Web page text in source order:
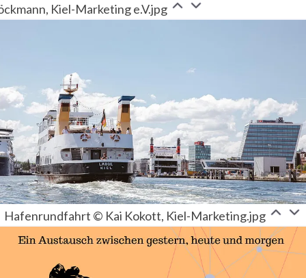
Kiel-Marketing e.V.jpg
Hafenrundfahrt © Kai Kokott, Kiel-Marketing.jpg